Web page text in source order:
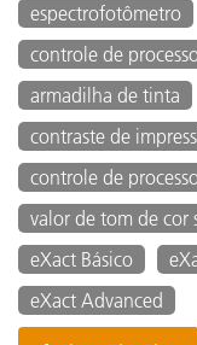
espectrofotômetro
controle de
armadilha de tinta
contraste de
controle de
valor de tom de cor
eXact Básico
eXact Advanced